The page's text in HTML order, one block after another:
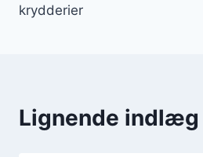
krydderier
Lignende indlæg